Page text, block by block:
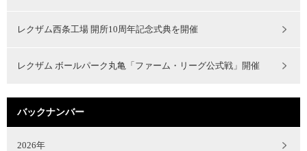
レクザム西条工場 開所10周年記念式典を開催
レクザム ボールパーク丸亀「ファーム・リーグ公式戦」開催
バックナンバー
2026年